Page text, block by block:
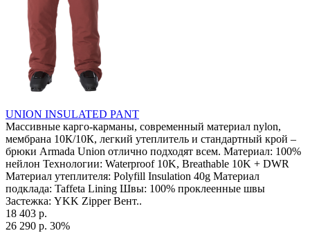
UNION INSULATED PANT
Массивные карго-карманы, современный материал nylon,
мембрана 10К/10К, легкий утеплитель и стандартный крой –
брюки Armada Union отлично подходят всем. Материал: 100%
нейлон Технологии: Waterproof 10K, Breathable 10K + DWR
Материал утеплителя: Polyfill Insulation 40g Материал
подклада: Taffeta Lining Швы: 100% проклеенные швы
Застежка: YKK Zipper Вент..
18 403 р.
26 290 р. 30%